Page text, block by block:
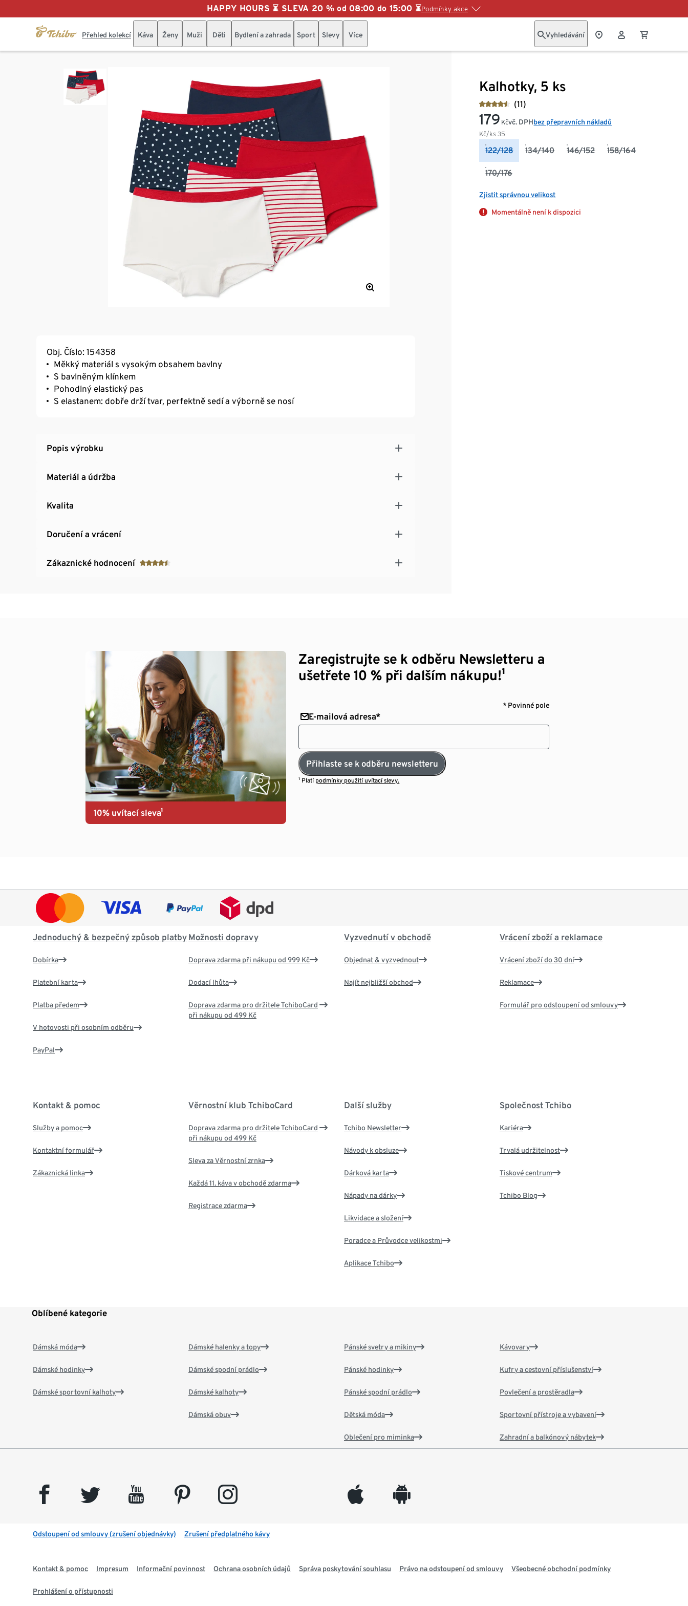
HAPPY HOURS ⏳ SLEVA 20 % od 08:00 do 15:00 ⏳Podmínky akce
Přehled kolekcí Káva Ženy Muži Děti Bydlení a zahrada Sport Slevy Více Vyhledávání
Kalhotky, 5 ks
(11)
179 Kč
Kč/ks35
vč. DPHbez přepravních nákladů
122/128 134/140 146/152 158/164
170/176
Zjistit správnou velikost
Momentálně není k dispozici
Obj. Číslo: 154358
Měkký materiál s vysokým obsahem bavlny
S bavlněným klínkem
Pohodlný elastický pas
S elastanem: dobře drží tvar, perfektně sedí a výborně se nosí
Popis výrobku
Materiál a údržba
Kvalita
Doručení a vrácení
Zákaznické hodnocení
10% uvítací sleva¹
Zaregistrujte se k odběru Newsletteru a
ušetřete 10 % při dalším nákupu!¹
* Povinné pole
E-mailová adresa*
Přihlaste se k odběru newsletteru
¹ Platí podmínky použití uvítací slevy.
Jednoduchý & bezpečný způsob platby
Dobírka
Platební karta
Platba předem
V hotovosti při osobním odběru
PayPal
Možnosti dopravy
Doprava zdarma při nákupu od 999 Kč
Dodací lhůta
Doprava zdarma pro držitele TchiboCard
při nákupu od 499 Kč
Vyzvednutí v obchodě
Objednat & vyzvednout
Najít nejbližší obchod
Vrácení zboží a reklamace
Vrácení zboží do 30 dní
Reklamace
Formulář pro odstoupení od smlouvy
Kontakt & pomoc
Služby a pomoc
Kontaktní formulář
Zákaznická linka
Věrnostní klub TchiboCard
Doprava zdarma pro držitele TchiboCard
při nákupu od 499 Kč
Sleva za Věrnostní zrnka
Každá 11. káva v obchodě zdarma
Registrace zdarma
Další služby
Tchibo Newsletter
Návody k obsluze
Dárková karta
Nápady na dárky
Likvidace a složení
Poradce a Průvodce velikostmi
Aplikace Tchibo
Společnost Tchibo
Kariéra
Trvalá udržitelnost
Tiskové centrum
Tchibo Blog
Oblíbené kategorie
Dámská móda
Dámské hodinky
Dámské sportovní kalhoty
Dámské halenky a topy
Dámské spodní prádlo
Dámské kalhoty
Dámská obuv
Pánské svetry a mikiny
Pánské hodinky
Pánské spodní prádlo
Dětská móda
Oblečení pro miminka
Kávovary
Kufry a cestovní příslušenství
Povlečení a prostěradla
Sportovní přístroje a vybavení
Zahradní a balkónový nábytek
facebook twitter youtube pinterest instagram appleinc android
Odstoupení od smlouvy (zrušení objednávky) Zrušení předplatného kávy
Kontakt & pomoc Impresum Informační povinnost Ochrana osobních údajů Správa poskytování souhlasu Právo na odstoupení od smlouvy Všeobecné obchodní podmínky
Prohlášení o přístupnosti